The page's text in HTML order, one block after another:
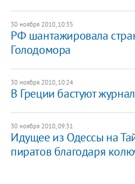
30 ноября 2010, 10:35
РФ шантажировала
Голодомора
30 ноября 2010, 10:24
В Греции бастуют
30 ноября 2010, 09:31
Идущее из Одессы на
пиратов благодаря